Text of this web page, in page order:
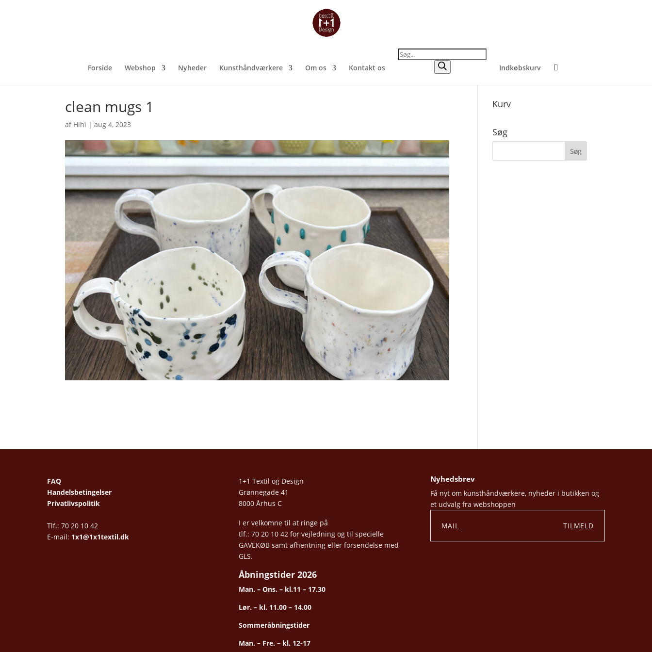
Forside Webshop Nyheder Kunsthåndværkere Om os Kontakt os
Products
search
Indkøbskurv
clean mugs 1
af Hihi |aug 4, 2023
Kurv
Søg
FAQ
Handelsbetingelser
Privatlivspolitik
Tlf.: 70 20 10 42
E-mail: 1x1@1x1textil.dk
1+1 Textil og Design
Grønnegade 41
8000 Århus C
I er velkomne til at ringe på
tlf.: 70 20 10 42 for vejledning og til specielle
GAVEKØB samt afhentning eller forsendelse med
GLS.
Åbningstider 2026
Man. – Ons. – kl.11 – 17.30
Lør. – kl. 11.00 – 14.00
Sommeråbningstider
Man. – Fre. – kl. 12-17
Nyhedsbrev
Få nyt om kunsthåndværkere, nyheder i butikken og
et udvalg fra webshoppen
TILMELD